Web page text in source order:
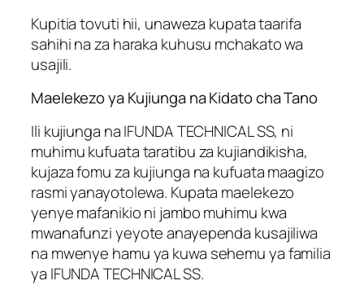
Kupitia tovuti hii, unaweza kupata taarifa
sahihi na za haraka kuhusu mchakato wa
usajili.
Maelekezo ya Kujiunga na Kidato cha Tano
Ili kujiunga na IFUNDA TECHNICAL SS, ni
muhimu kufuata taratibu za kujiandikisha,
kujaza fomu za kujiunga na kufuata maagizo
rasmi yanayotolewa. Kupata maelekezo
yenye mafanikio ni jambo muhimu kwa
mwanafunzi yeyote anayependa kusajiliwa
na mwenye hamu ya kuwa sehemu ya familia
ya IFUNDA TECHNICAL SS.